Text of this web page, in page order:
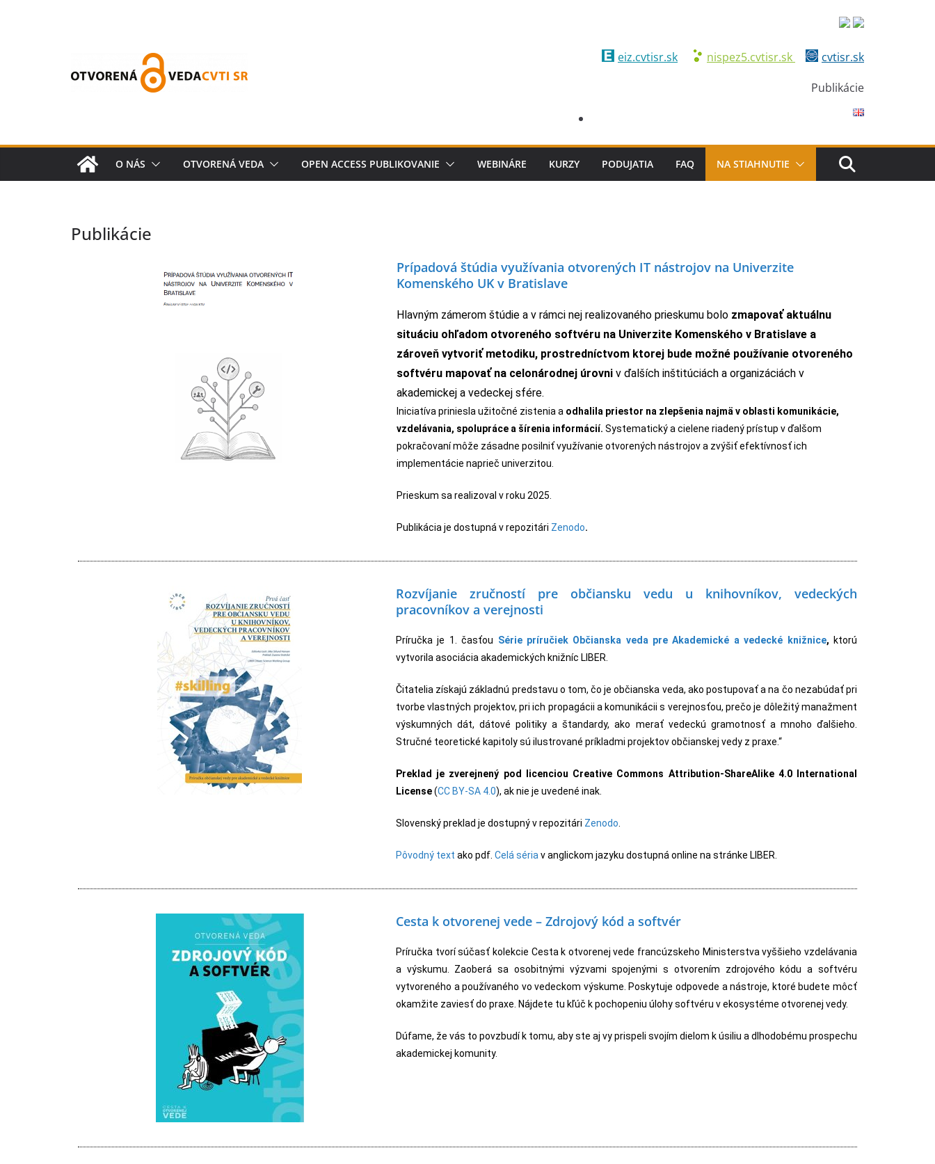
eiz.cvtisr.sk nispez5.cvtisr.sk
cvtisr.sk
Publikácie
O NÁS OTVORENÁ VEDA OPEN ACCESS PUBLIKOVANIE WEBINÁRE KURZY PODUJATIA FAQ NA STIAHNUTIE
Publikácie
Prípadová štúdia využívania otvorených IT nástrojov na Univerzite
Komenského UK v Bratislave
Hlavným zámerom štúdie a v rámci nej realizovaného prieskumu bolo zmapovať aktuálnu
situáciu ohľadom otvoreného softvéru na Univerzite Komenského v Bratislave a
zároveň vytvoriť metodiku, prostredníctvom ktorej bude možné používanie otvoreného
softvéru mapovať na celonárodnej úrovniv ďalších inštitúciách a organizáciách v
akademickej a vedeckej sfére.
Iniciatíva priniesla užitočné zistenia a odhalila priestor na zlepšenia najmä v oblasti komunikácie,
vzdelávania, spolupráce a šírenia informácií. Systematický a cielene riadený prístup v ďalšom
pokračovaní môže zásadne posilniť využívanie otvorených nástrojov a zvýšiť efektívnosť ich
implementácie naprieč univerzitou.
Prieskum sa realizoval v roku 2025.
Publikácia je dostupná v repozitári Zenodo.
Rozvíjanie zručností pre občiansku vedu u knihovníkov, vedeckých
pracovníkov a verejnosti
Príručka je 1. časťou Série príručiek Občianska veda pre Akademické a vedecké knižnice, ktorú
vytvorila asociácia akademických knižníc LIBER.
Čitatelia získajú základnú predstavu o tom, čo je občianska veda, ako postupovať a na čo nezabúdať pri
tvorbe vlastných projektov, pri ich propagácii a komunikácii s verejnosťou, prečo je dôležitý manažment
výskumných dát, dátové politiky a štandardy, ako merať vedeckú gramotnosť a mnoho ďalšieho.
Stručné teoretické kapitoly sú ilustrované príkladmi projektov občianskej vedy z praxe.“
Preklad je zverejnený pod licenciou Creative Commons Attribution-ShareAlike 4.0 International
License(CC BY-SA 4.0), ak nie je uvedené inak.
Slovenský preklad je dostupný v repozitári Zenodo
Pôvodný text ako pdf. Celá séria v anglickom jazyku dostupná online na stránke LIBER.
Cesta k otvorenej vede – Zdrojový kód a softvér
Príručka tvorí súčasť kolekcie Cesta k otvorenej vede francúzskeho Ministerstva vyššieho vzdelávania
a výskumu. Zaoberá sa osobitnými výzvami spojenými s otvorením zdrojového kódu a softvéru
vytvoreného a používaného vo vedeckom výskume. Poskytuje odpovede a nástroje, ktoré budete môcť
okamžite zaviesť do praxe. Nájdete tu kľúč k pochopeniu úlohy softvéru v ekosystéme otvorenej vedy.
Dúfame, že vás to povzbudí k tomu, aby ste aj vy prispeli svojím dielom k úsiliu a dlhodobému prospechu
akademickej komunity.